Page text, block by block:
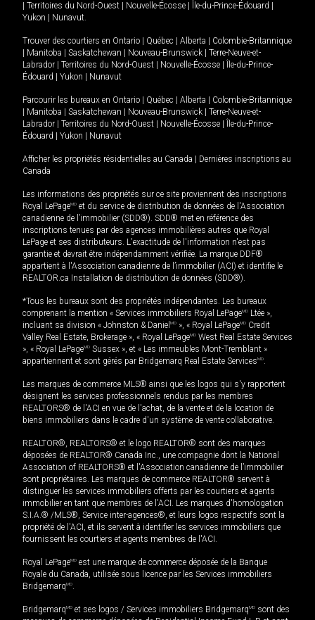
Territoires du Nord-Ouest Nouvelle-Écosse Île-du-Prince-Édouard
Yukon
Nunavut.
Trouver des courtiers en Ontario Québec Alberta
Colombie-Britannique
Manitoba Saskatchewan Nouveau-Brunswick
Terre-Neuve-et-
Labrador
Territoires du Nord-Ouest Nouvelle-Écosse
Île-du-Prince-
Édouard
Yukon Nunavut
Parcourir les bureaux en Ontario Québec Alberta
Colombie-Britannique
Manitoba Saskatchewan Nouveau-Brunswick
Terre-Neuve-et-
Labrador
Territoires du Nord-Ouest Nouvelle-Écosse
Île-du-Prince-
Édouard
Yukon Nunavut
Afficher les propriétés résidentielles au Canada
Dernières inscriptions au
Canada
Les informations des propriétés sur ce site proviennent des inscriptions
Royal LePageMD et du service de distribution de données de l'Association
canadienne de l’immobilier (SDD®). SDD® met en référence des
inscriptions tenues par des agences immobilières autres que Royal
LePage et ses distributeurs. L'exactitude de l'information n'est pas
garantie et devrait être indépendamment vérifiée. La marque DDF®
appartient à l'Association canadienne de l’immobilier (ACI) et identifie le
REALTOR.ca Installation de distribution de données (SDD®).
*Tous les bureaux sont des propriétés indépendantes. Les bureaux
comprenant la mention « Services immobiliers Royal LePageMD Ltée »,
incluant sa division « Johnston & Daniel MD », « Royal LePageMD Credit
Valley Real Estate, Brokerage », « Royal LePageMD West Real Estate Services
», « Royal LePageMD Sussex », et « Les immeubles Mont-Tremblant »
appartiennent et sont gérés par Bridgemarq Real Estate ServicesMD.
Les marques de commerce MLS® ainsi que les logos qui s'y rapportent
désignent les services professionnels rendus par les membres
REALTORS® de l'ACI en vue de l'achat, de la vente et de la location de
biens immobiliers dans le cadre d'un système de vente collaborative.
REALTOR®, REALTORS® et le logo REALTOR® sont des marques
déposées de REALTOR® Canada Inc., une compagnie dont la National
Association of REALTORS® et l'Association canadienne de l’immobilier
sont propriétaires. Les marques de commerce REALTOR® servent à
distinguer les services immobiliers offerts par les courtiers et agents
immobilier en tant que membres de l'ACI. Les marques d'homologation
S.I.A.® /MLS®, Service inter-agences®, et leurs logos respectifs sont la
propriété de l'ACI, et ils servent à identifier les services immobiliers que
fournissent les courtiers et agents membres de l'ACI.
Royal LePageMD est une marque de commerce déposée de la Banque
Royale du Canada, utilisée sous licence par les Services immobiliers
BridgemarqMD.
BridgemarqMD et ses logos / Services immobiliers BridgemarqMD sont des